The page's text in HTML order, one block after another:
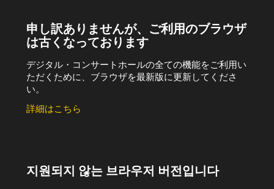
申し訳ありませんが、ご利用のブラウザ
は古くなっております
デジタル・コンサートホールの全ての機能をご利用い
ただくために、ブラウザを最新版に更新してくださ
い。
詳細はこちら
지원되지 않는 브라우저 버전입니다